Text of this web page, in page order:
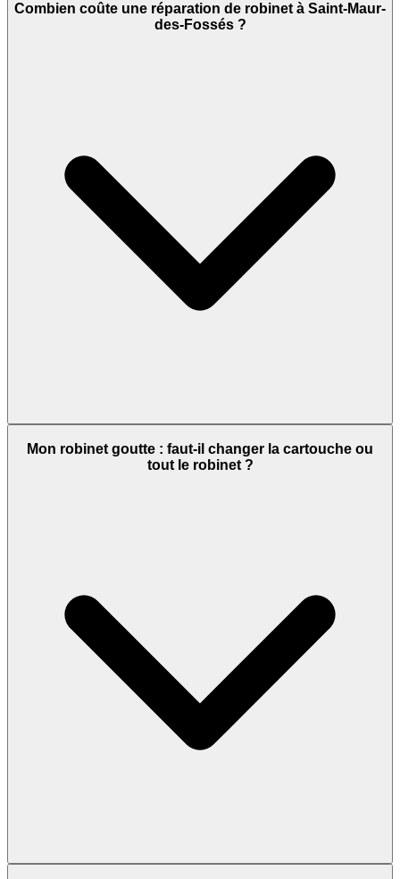
Combien coûte une réparation de robinet à Saint-Maur-
des-Fossés ?
Mon robinet goutte : faut-il changer la cartouche ou
tout le robinet ?